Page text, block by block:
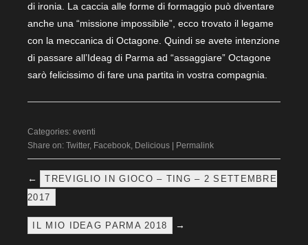
di ironia. La caccia alle forme di formaggio può diventare
anche una “missione impossibile”, ecco trovato il legame
con la meccanica di Octagone. Quindi se avete intenzione
di passare all’Ideag di Parma ad “assaggiare” Octagone
sarò felicissimo di fare una partita in vostra compagnia.
Categories: eventi
Share on:
Twitter, Facebook Delicious Permalink
←
TREVIGLIO IN GIOCO – TING – 2 SETTEMBRE
2017
IL MIO IDEAG PARMA 2018 →